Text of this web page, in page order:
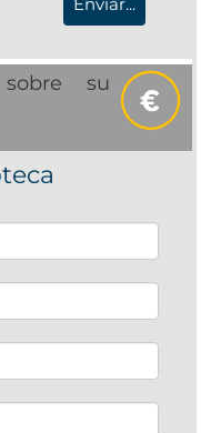
sobre su